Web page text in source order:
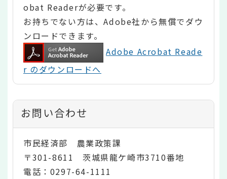
obat Readerが必要です。
お持ちでない方は、Adobe社から無償でダウ
ンロードできます。
Adobe Acrobat Reade
r のダウンロードへ
お問い合わせ
市民経済部 農業政策課
〒301-8611 茨城県龍ケ崎市3710番地
電話：0297-64-1111